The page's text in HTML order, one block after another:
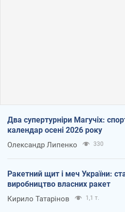
Два супертурніри Магучіх:
календар осені 2026 року
Олександр Липенко 330
Ракетний щит і меч України:
виробництво власних ракет
Кирило Татарінов 1,1 т.